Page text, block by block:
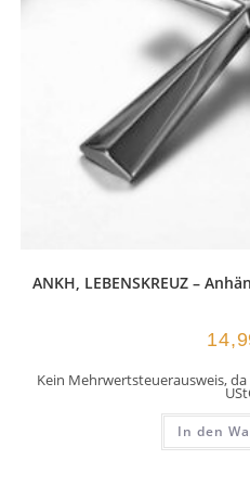
ANKH, LEBENSKREUZ –
Kein Mehrwertsteuerausweis,
In den